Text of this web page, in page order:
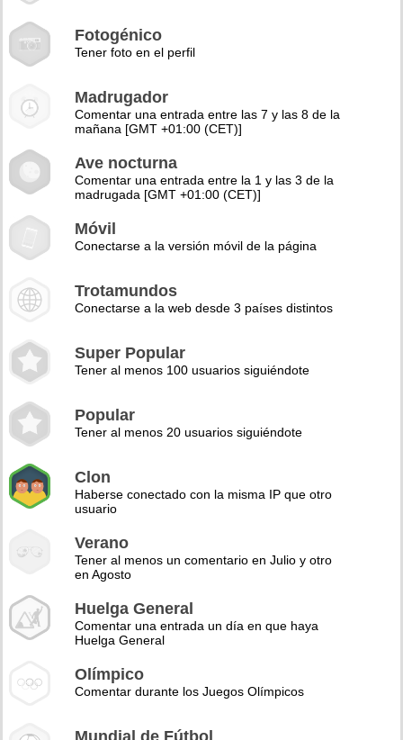
Fotogénico
Tener foto en el perfil
Madrugador
Comentar una entrada entre las 7 y las 8 de la
mañana [GMT +01:00 (CET)]
Ave nocturna
Comentar una entrada entre la 1 y las 3 de la
madrugada [GMT +01:00 (CET)]
Móvil
Conectarse a la versión móvil de la página
Trotamundos
Conectarse a la web desde 3 países distintos
Super Popular
Tener al menos 100 usuarios siguiéndote
Popular
Tener al menos 20 usuarios siguiéndote
Clon
Haberse conectado con la misma IP que otro
usuario
Verano
Tener al menos un comentario en Julio y otro
en Agosto
Huelga General
Comentar una entrada un día en que haya
Huelga General
Olímpico
Comentar durante los Juegos Olímpicos
Mundial de Fútbol